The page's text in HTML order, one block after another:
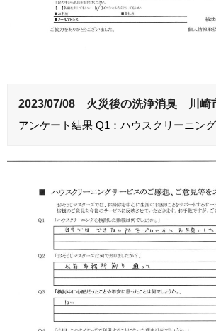
2023/07/08 火災後の洗浄消臭 川崎
アンケート結果 Q1：ハウスクリーニン